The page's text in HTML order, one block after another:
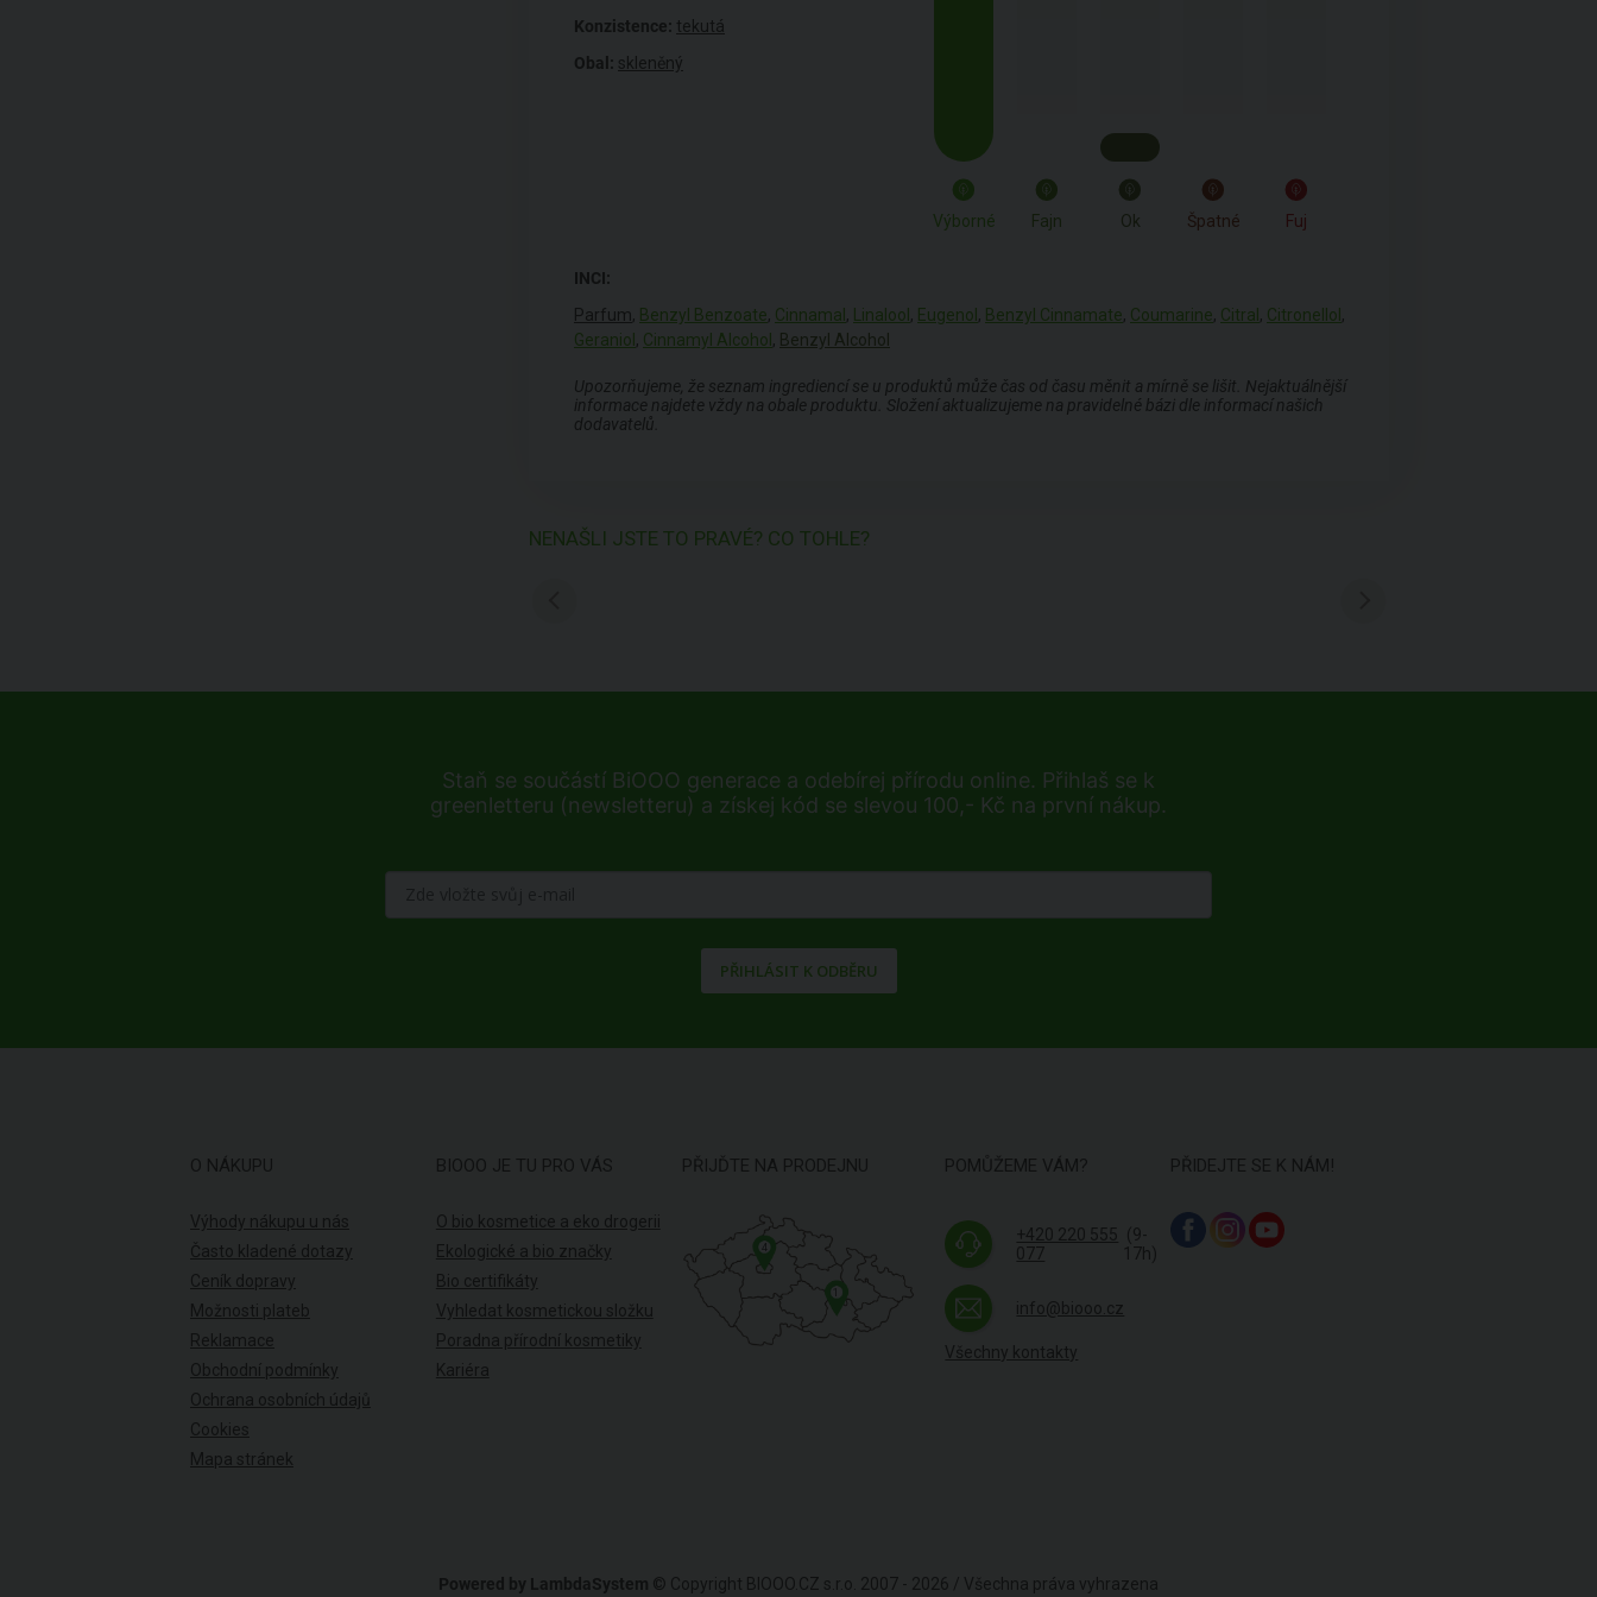
Konzistence: tekutá
Obal: skleněný
Výborné Fajn Ok Špatné Fuj
INCI:
Parfum, Benzyl Benzoate, Cinnamal , Linalool , Eugenol , Benzyl Cinnamate, Coumarine, Citral , Citronellol ,
Geraniol , Cinnamyl Alcohol , Benzyl Alcohol
Upozorňujeme, že seznam ingrediencí se u produktů může čas od času měnit a mírně se lišit. Nejaktuálnější
informace najdete vždy na obale produktu. Složení aktualizujeme na pravidelné bázi dle informací našich
dodavatelů.
NENAŠLI JSTE TO PRAVÉ? CO TOHLE?
Staň se součástí BiOOO generace a odebírej přírodu online. Přihlaš se k
greenletteru (newsletteru) a získej kód se slevou 100,- Kč na první nákup.
PŘIHLÁSIT K ODBĚRU
O NÁKUPU
Výhody nákupu u nás
Často kladené dotazy
Ceník dopravy
Možnosti plateb
Reklamace
Obchodní podmínky
Ochrana osobních údajů
Cookies
Mapa stránek
BIOOO JE TU PRO VÁS
O bio kosmetice a eko drogerii
Ekologické a bio značky
Bio certifikáty
Vyhledat kosmetickou složku
Poradna přírodní kosmetiky
Kariéra
PŘIJĎTE NA PRODEJNU
4
POMŮŽEME VÁM?
+420 220 555
077
(9-
17h)
info@biooo.cz
Všechny kontakty
PŘIDEJTE SE K NÁM!
Powered by LambdaSystem © Copyright BIOOO.CZ s.r.o. 2007 - 2026 / Všechna práva vyhrazena